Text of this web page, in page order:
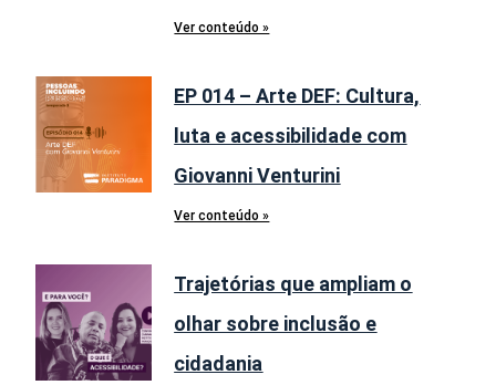
Ver conteúdo »
EP 014 – Arte DEF: Cultura,
luta e acessibilidade com
Giovanni Venturini
Ver conteúdo »
Trajetórias que ampliam o
olhar sobre inclusão e
cidadania